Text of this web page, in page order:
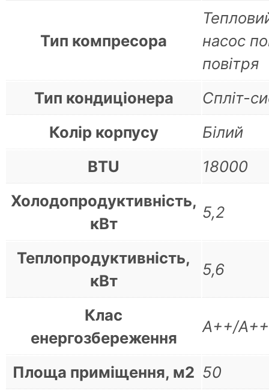
Тип компресора
насос
повітря
Тип кондиціонера
Спліт-
Колір корпусу
Білий
BTU
18000
Холодопродуктивність,
кВт
5,2
Теплопродуктивність,
кВт
5,6
Клас
енергозбереження
А++/
Площа приміщення, м2 50